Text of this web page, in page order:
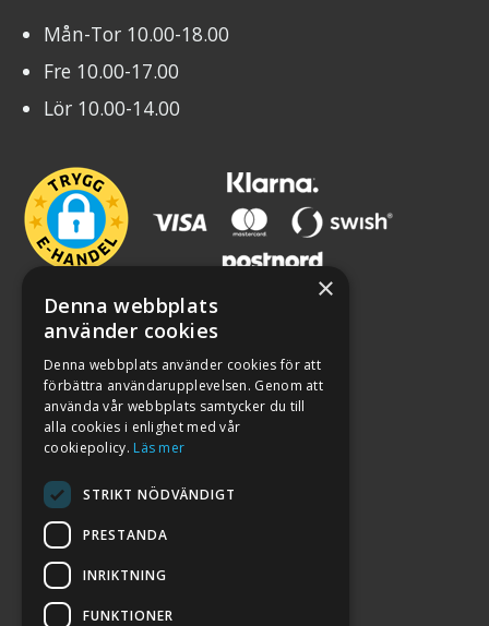
Mån-Tor 10.00-18.00
Fre 10.00-17.00
Lör 10.00-14.00
2026. ALL RIGHTS RESERVED.
POWERED BY EMPORI CMS
×
Denna webbplats
använder cookies
Denna webbplats använder cookies för att
förbättra användarupplevelsen. Genom att
använda vår webbplats samtycker du till
alla cookies i enlighet med vår
cookiepolicy. Läs mer
STRIKT NÖDVÄNDIGT
PRESTANDA
INRIKTNING
FUNKTIONER